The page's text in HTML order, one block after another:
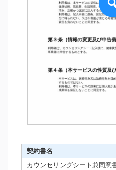
契約書名
カウンセリングシート兼同意